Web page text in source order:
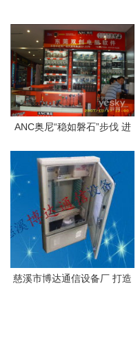
ANC奥尼“稳如磐石”步伐 进
兼施打造生态闭环
慈溪市博达通信设备厂 打造